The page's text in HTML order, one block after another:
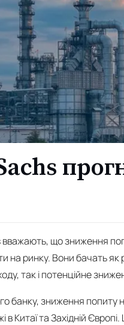
вважають, що зниження
на ринку. Вони бачать
так і потенційне
банку, зниження попиту
в Китаї та Західній